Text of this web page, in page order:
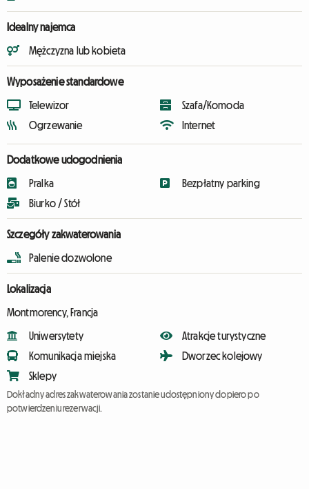
Idealny najemca
Mężczyzna lub kobieta
Wyposażenie standardowe
Telewizor
Ogrzewanie
Szafa/Komoda
Internet
Dodatkowe udogodnienia
Pralka
Biurko / Stół
Bezpłatny parking
Szczegóły zakwaterowania
Palenie dozwolone
Lokalizacja
Montmorency, Francja
Uniwersytety
Komunikacja miejska
Sklepy
Atrakcje turystyczne
Dworzec kolejowy
Dokładny adres zakwaterowania zostanie udostępniony dopiero po
potwierdzeniu rezerwacji.